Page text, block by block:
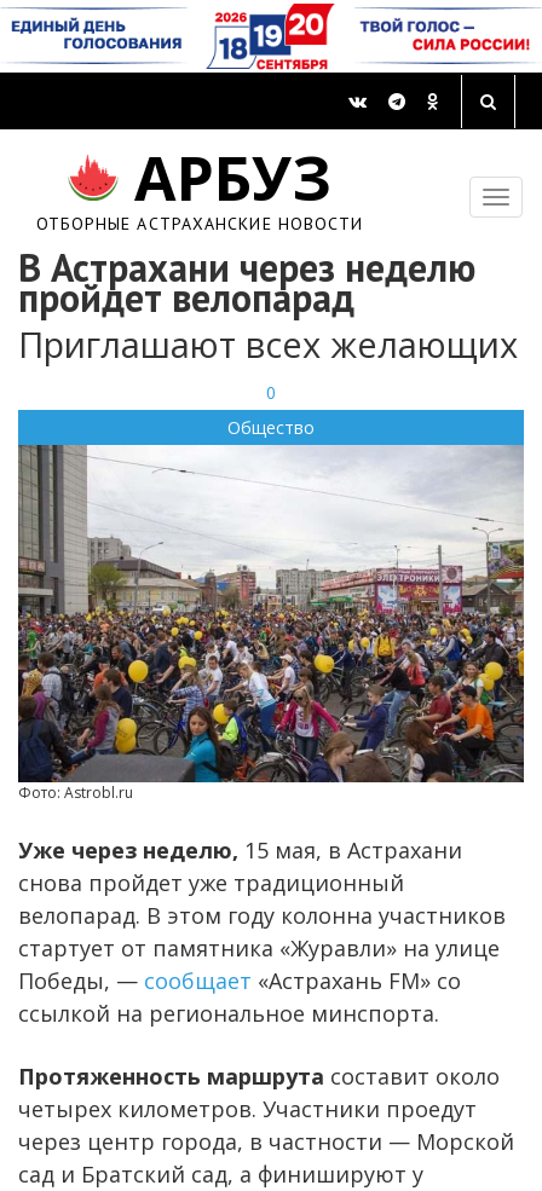
АРБУЗ
ОТБОРНЫЕ АСТРАХАНСКИЕ НОВОСТИ
В Астрахани через неделю
пройдет велопарад
Приглашают всех желающих
0
Общество
Фото: Astrobl.ru
Уже через неделю, 15 мая, в Астрахани
снова пройдет уже традиционный
велопарад. В этом году колонна участников
стартует от памятника «Журавли» на улице
Победы, — сообщает «Астрахань FM» со
ссылкой на региональное минспорта.
Протяженность маршрута составит около
четырех километров. Участники проедут
через центр города, в частности — Морской
сад и Братский сад, а финишируют у